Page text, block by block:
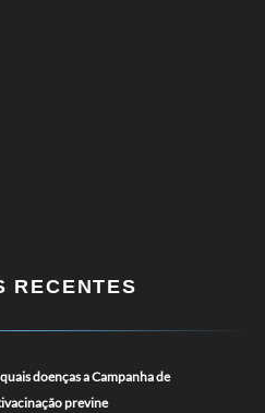
RECENTES
doenças a Campanha de
previne